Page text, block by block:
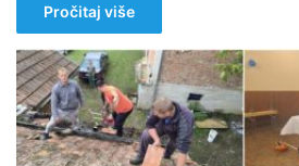
Pročitaj više